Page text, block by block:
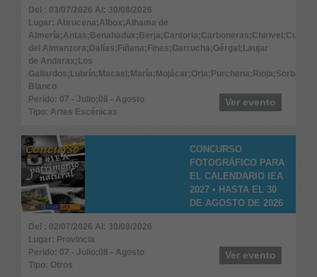
Del : 03/07/2026 Al: 30/08/2026
Lugar: Abrucena;Albox;Alhama de
Almería;Antas;Benahadux;Berja;Cantoria;Carboneras;Chirivel;Cuevas
del Almanzora;Dalías;Fiñana;Fines;Garrucha;Gérgal;Laujar
de Andarax;Los
Blanco
Perido: 07 - Julio;08 - Agosto
Tipo: Artes Escénicas
Ver evento
CONCURSO
FOTOGRÁFICO PARA
EL CALENDARIO IEA
2027 • HASTA EL 30
DE AGOSTO DE 2026
Del : 02/07/2026 Al: 30/08/2026
Lugar: Provincia
Perido: 07 - Julio;08 - Agosto
Tipo: Otros
Ver evento